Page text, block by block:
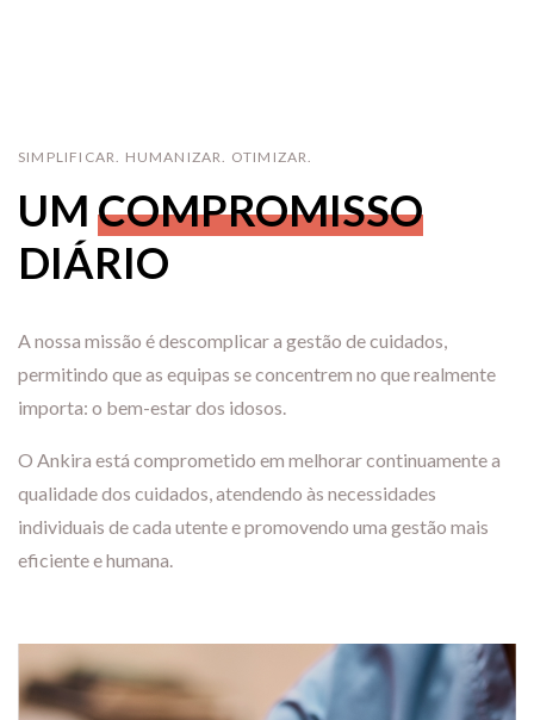
SIMPLIFICAR. HUMANIZAR. OTIMIZAR.
UM COMPROMISSO
DIÁRIO
A nossa missão é descomplicar a gestão de cuidados,
permitindo que as equipas se concentrem no que realmente
importa: o bem-estar dos idosos.
O Ankira está comprometido em melhorar continuamente a
qualidade dos cuidados, atendendo às necessidades
individuais de cada utente e promovendo uma gestão mais
eficiente e humana.